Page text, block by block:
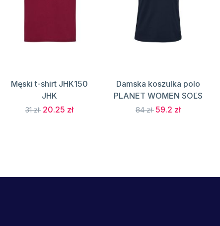
Męski t-shirt JHK150
JHK
31 zł 20.25 zł
Damska koszulka polo
PLANET WOMEN SOĽS
84 zł 59.2 zł